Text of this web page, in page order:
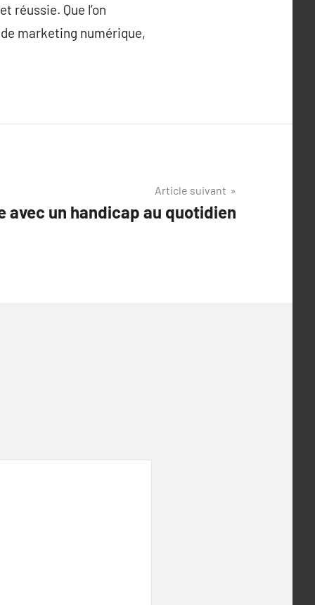
réussie. Que l’on
marketing numérique,
Article suivant
avec un handicap au quotidien